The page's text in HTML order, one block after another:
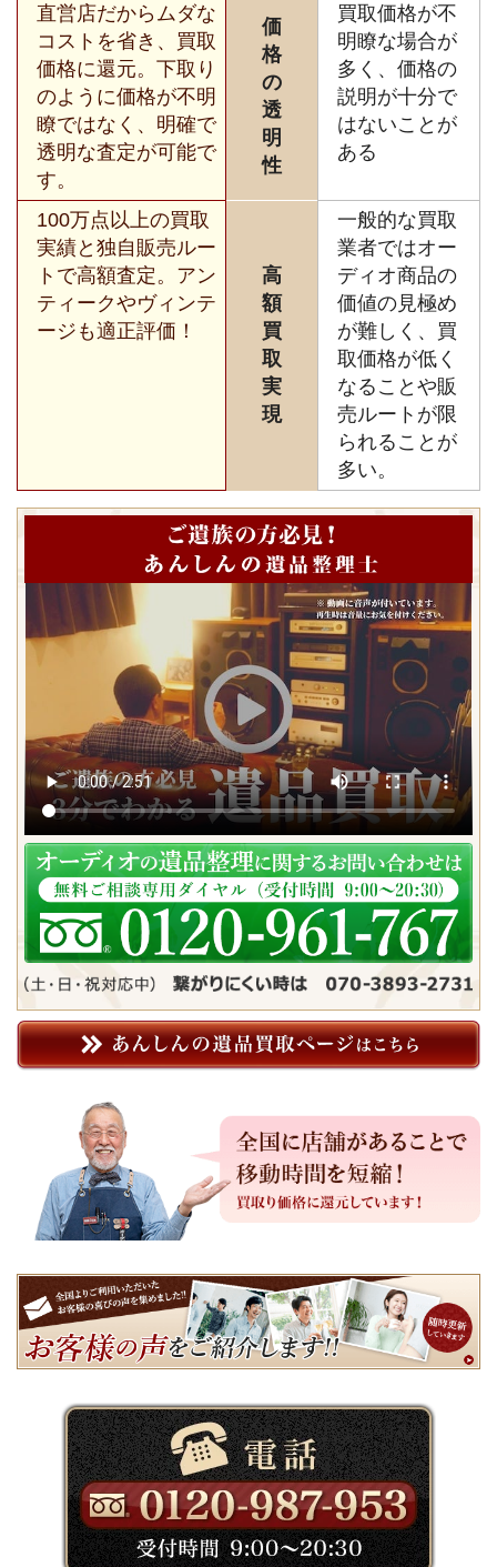
直営店だからムダな
コストを省き、買取
価格に還元。下取り
のように価格が不明
瞭ではなく、明確で
透明な査定が可能で
す。
価
格
の
透
明
性
買取価格が不
明瞭な場合が
多く、価格の
説明が十分で
はないことが
ある
100万点以上の買取
実績と独自販売ルー
トで高額査定。アン
ティークやヴィンテ
ージも適正評価！
高
額
買
取
実
現
一般的な買取
業者ではオー
ディオ商品の
価値の見極め
が難しく、買
取価格が低く
なることや販
売ルートが限
られることが
多い。